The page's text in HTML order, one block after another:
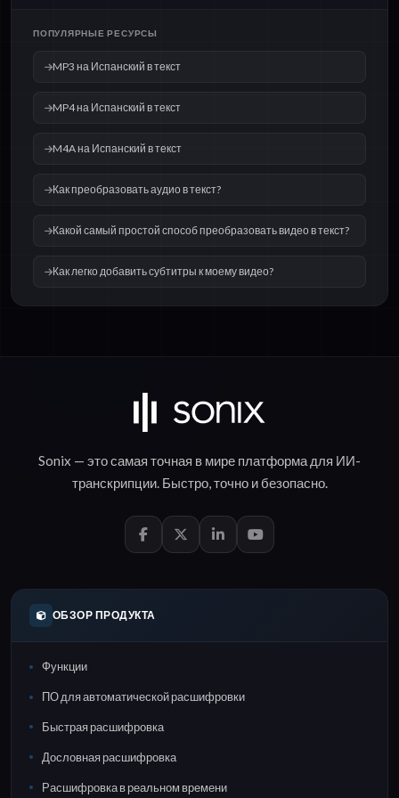
ПОПУЛЯРНЫЕ РЕСУРСЫ
MP3 на Испанский в текст
MP4 на Испанский в текст
M4A на Испанский в текст
Как преобразовать аудио в текст?
Какой самый простой способ преобразовать видео в текст?
Как легко добавить субтитры к моему видео?
Sonix — это самая точная в мире платформа для ИИ-
транскрипции. Быстро,точнои безопасно.
ОБЗОР ПРОДУКТА
Функции
ПО для автоматической расшифровки
Быстрая расшифровка
Дословная расшифровка
Расшифровка в реальном времени